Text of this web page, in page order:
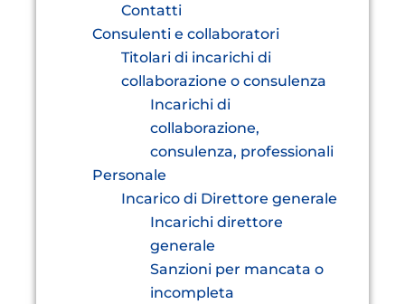
Contatti
Consulenti e collaboratori
Titolari di incarichi di
collaborazione o consulenza
Incarichi di
collaborazione,
consulenza, professionali
Personale
Incarico di Direttore generale
Incarichi direttore
generale
Sanzioni per mancata o
incompleta